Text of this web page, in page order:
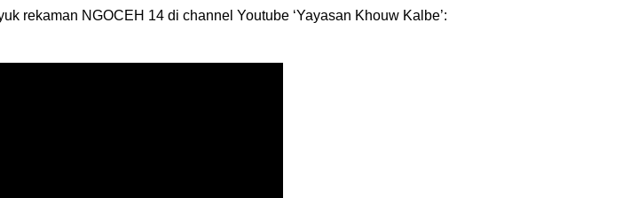
rekaman NGOCEH 14 di channel Youtube ‘Yayasan Khouw Kalbe’: